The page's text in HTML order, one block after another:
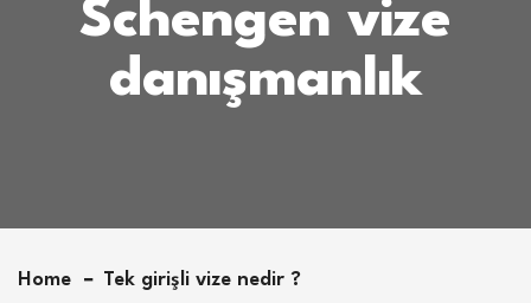
Schengen vize
danışmanlık
Home Tek girişli vize nedir ?